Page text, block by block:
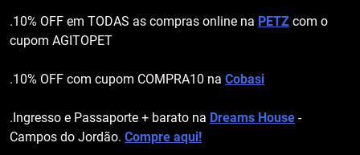
.10% OFF em TODAS as compras online na PETZ com o
cupom AGITOPET
.10% OFF com cupom COMPRA10 na Cobasi
.Ingresso e Passaporte + barato na Dreams House -
Campos do Jordão. Compre aqui!